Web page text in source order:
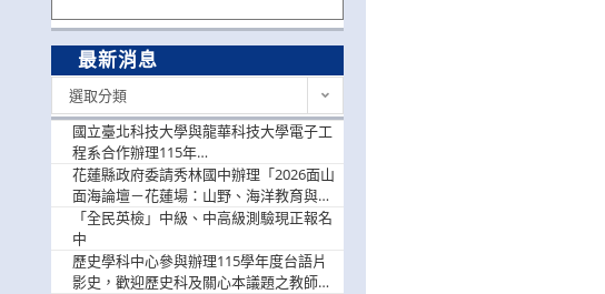
最新消息
選取分類
國立臺北科技大學與龍華科技大學電子工
程系合作辦理115年
「115.08.10~08.12「AI賦能應用於智慧半
導體研習營」，歡迎學生踴躍報名參加
花蓮縣政府委請秀林國中辦理「2026面山
面海論壇－花蓮場：山野、海洋教育與戶
外安全實務課程」，歡迎踴躍報名參加
「全民英檢」中級、中高級測驗現正報名
中
歷史學科中心參與辦理115學年度台語片
影史，歡迎歷史科及關心本議題之教師踴